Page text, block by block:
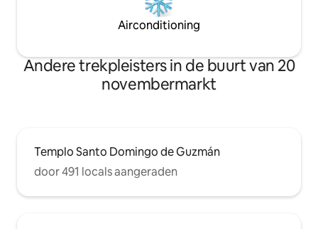
Airconditioning
Andere trekpleisters in de buurt van 20
novembermarkt
Templo Santo Domingo de Guzmán
door 491 locals aangeraden